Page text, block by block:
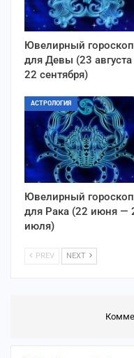
Ювелирный гороскоп
для Девы (23
22 сентября)
АСТРОЛОГИЯ
Ювелирный гороскоп
для Рака (22 июня —
июля)
PREV NEXT